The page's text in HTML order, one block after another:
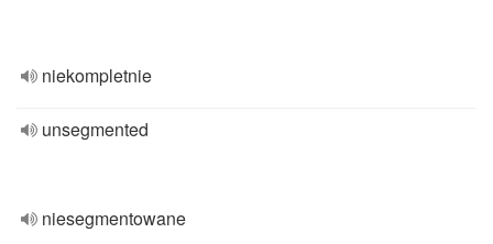
niekompletnie
unsegmented
niesegmentowane